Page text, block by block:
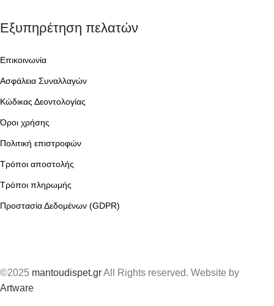
Εξυπηρέτηση πελατών
Επικοινωνία
Ασφάλεια Συναλλαγών
Κώδικας Δεοντολογίας
Όροι χρήσης
Πολιτική επιστροφών
Τρόποι αποστολής
Τρόποι πληρωμής
Προστασία Δεδομένων (GDPR)
©2025 mantoudispet.grAll Rights reserved. Website by
Artware